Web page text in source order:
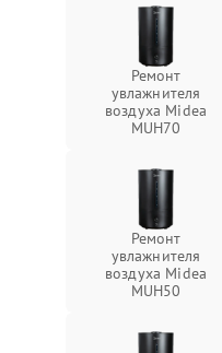
Ремонт
увлажнителя
воздуха Midea
MUH70
Ремонт
увлажнителя
воздуха Midea
MUH50